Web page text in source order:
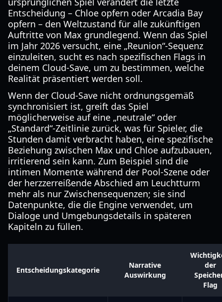
Entscheidung – Chloe opfern oder Arcadia Bay
opfern – den Weltzustand für alle zukünftigen
Auftritte von Max grundlegend. Wenn das Spiel
im Jahr 2026 versucht, eine „Reunion“-Sequenz
einzuleiten, sucht es nach spezifischen Flags in
deinem Cloud-Save, um zu bestimmen, welche
Realität präsentiert werden soll.
Wenn der Cloud-Save nicht ordnungsgemäß
synchronisiert ist, greift das Spiel
möglicherweise auf eine „neutrale“ oder
„Standard“-Zeitlinie zurück, was für Spieler, die
Stunden damit verbracht haben, eine spezifische
Beziehung zwischen Max und Chloe aufzubauen,
irritierend sein kann. Zum Beispiel sind die
intimen Momente während der Pool-Szene oder
der herzzerreißende Abschied am Leuchtturm
mehr als nur Zwischensequenzen; sie sind
Datenpunkte, die die Engine verwendet, um
Dialoge und Umgebungsdetails in späteren
Kapiteln zu füllen.
Entscheidungskategorie
Narrative
Auswirkung
der
Flag